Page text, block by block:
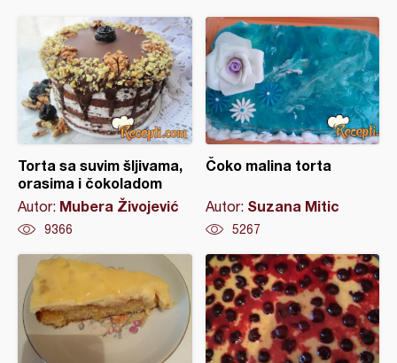
Torta sa suvim šljivama,
orasima i čokoladom
Autor: Mubera Živojević
9366
Čoko malina torta
Autor: Suzana Mitic
5267